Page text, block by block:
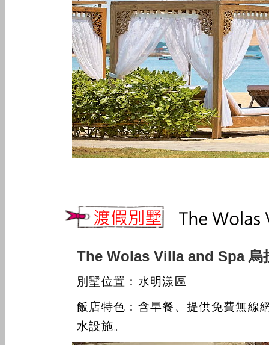
The Wolas Villa and Spa 烏
別墅位置：水明漾區
飯店特色：含早餐、提供免費無線
水設施。